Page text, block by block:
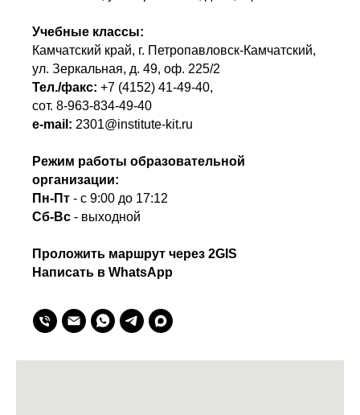
Учебные классы:
Камчатский край, г. Петропавловск-Камчатский,
ул. Зеркальная, д. 49, оф. 225/2
Тел./факс: +7 (4152) 41-49-40,
сот. 8-963-834-49-40
e-mail: 2301@institute-kit.ru
Режим работы образовательной
организации:
Пн-Пт - с 9:00 до 17:12
Сб-Вс - выходной
Проложить маршрут через 2GIS
Написать в WhatsApp